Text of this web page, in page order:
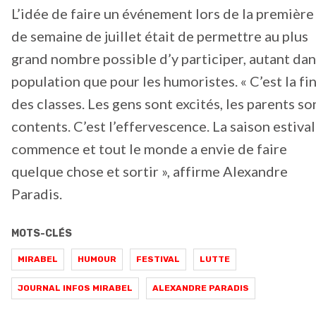
L’idée de faire un événement lors de la
de semaine de juillet était de permettre au plus
grand nombre possible d’y participer, autant
population que pour les humoristes. « C’est la fin
des classes. Les gens sont excités, les parents
contents. C’est l’effervescence. La saison
commence et tout le monde a envie de faire
quelque chose et sortir », affirme Alexandre
Paradis.
MOTS-CLÉS
MIRABEL HUMOUR FESTIVAL LUTTE
JOURNAL INFOS MIRABEL ALEXANDRE PARADIS